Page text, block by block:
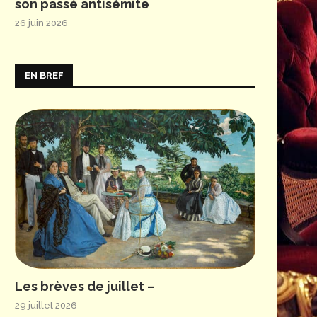
son passé antisémite
26 juin 2026
EN BREF
Les brèves de juillet –
29 juillet 2026